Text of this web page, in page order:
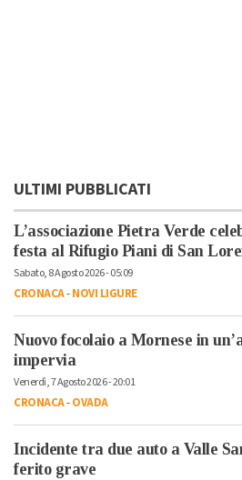
ULTIMI PUBBLICATI
L’associazione Pietra Verde
festa al Rifugio Piani di San
Sabato, 8 Agosto 2026 - 05:09
CRONACA-NOVI LIGURE
Nuovo focolaio a Mornese in
impervia
Venerdì, 7 Agosto 2026 - 20:01
CRONACA-OVADA
Incidente tra due auto a Valle
ferito grave